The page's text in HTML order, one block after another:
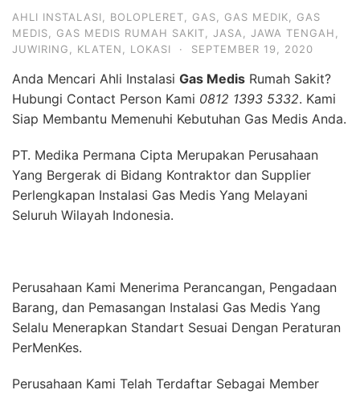
AHLI INSTALASI BOLOPLERET GAS GAS MEDIK
GAS
MEDIS
GAS MEDIS RUMAH SAKIT JASA JAWA TENGAH
JUWIRING
KLATEN LOKASI · SEPTEMBER 19, 2020
Anda Mencari Ahli Instalasi Gas Medis Rumah Sakit?
Hubungi Contact Person Kami 0812 1393 5332. Kami
Siap Membantu Memenuhi Kebutuhan Gas Medis Anda.
PT. Medika Permana Cipta Merupakan Perusahaan
Yang Bergerak di Bidang Kontraktor dan Supplier
Perlengkapan Instalasi Gas Medis Yang Melayani
Seluruh Wilayah Indonesia.
Perusahaan Kami Menerima Perancangan, Pengadaan
Barang, dan Pemasangan Instalasi Gas Medis Yang
Selalu Menerapkan Standart Sesuai Dengan Peraturan
PerMenKes.
Perusahaan Kami Telah Terdaftar Sebagai Member